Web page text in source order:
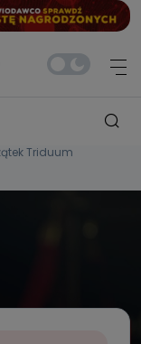
Triduum